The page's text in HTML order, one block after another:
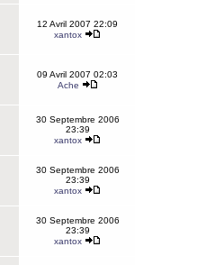
12 Avril 2007 22:09
xantox
09 Avril 2007 02:03
Ache
30 Septembre 2006
23:39
xantox
30 Septembre 2006
23:39
xantox
30 Septembre 2006
23:39
xantox